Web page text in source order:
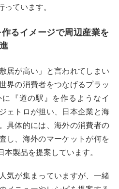
ています。
るイメージで周辺産業を
居が高い」と言われてしまい
界の消費者をつなげるプラッ
『道の駅』を作るようなイ
ェトロが担い、日本企業と海
具体的には、海外の消費者の
し、海外のマーケットが何を
製品を提案しています。
気が集まっていますが、一緒